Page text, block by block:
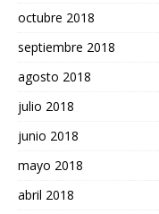
octubre 2018
septiembre 2018
agosto 2018
julio 2018
junio 2018
mayo 2018
abril 2018